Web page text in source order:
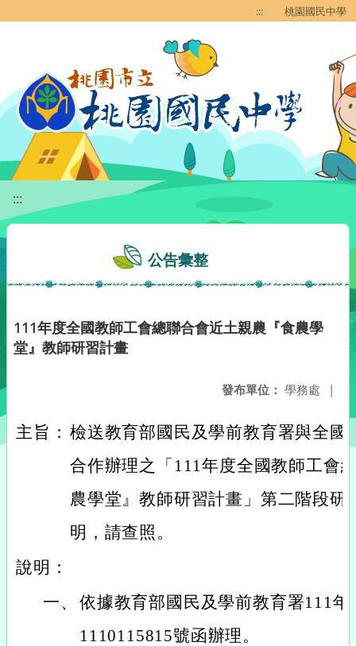
::: 桃園國民中學
:::
公告彙整
111年度全國教師工會總聯合會近土親農『食農學
堂』教師研習計畫
發布單位： 學務處 |
主旨： 檢送教育部國民及學前教育署與全國
合作辦理之「111年度全國教師工會
農學堂』教師研習計畫」第二階段研
明，請查照。
說明：
一、 依據教育部國民及學前教育署111
1110115815號函辦理。